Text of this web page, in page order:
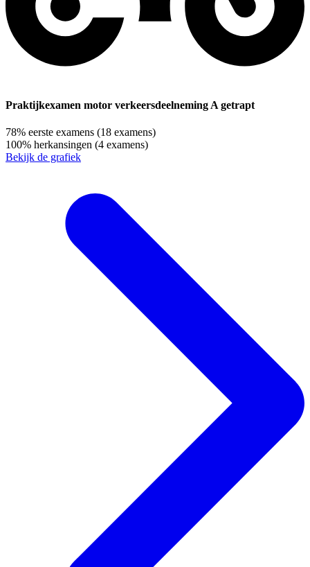
Praktijkexamen motor verkeersdeelneming A getrapt
78% eerste examens (18 examens)
100% herkansingen (4 examens)
Bekijk de grafiek